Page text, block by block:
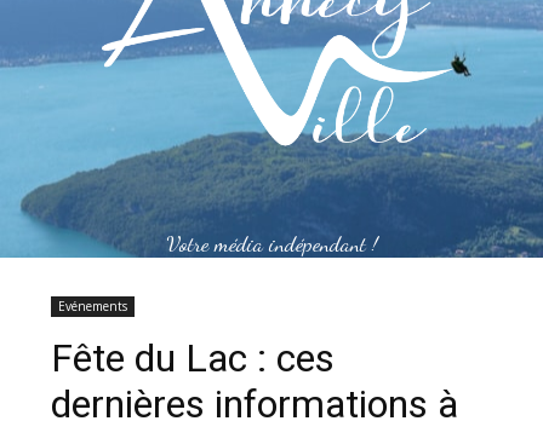
Votre média indépendant !
Evénements
Fête du Lac : ces
dernières informations à